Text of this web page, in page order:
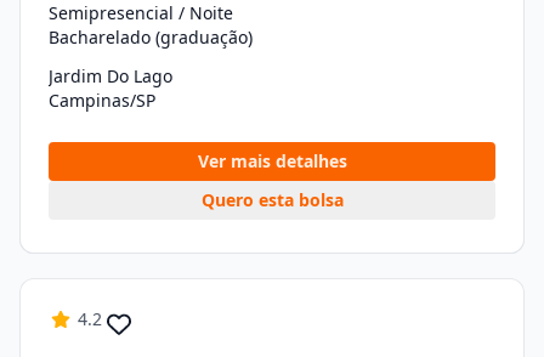
Semipresencial / Noite
Bacharelado (graduação)
Jardim Do Lago
Campinas/SP
Ver mais detalhes
Quero esta bolsa
4.2